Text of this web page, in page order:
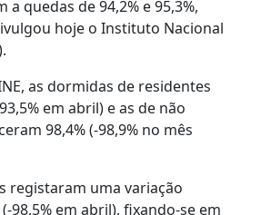
quedas de 94,2% e 95,3%,
hoje o Instituto Nacional
as dormidas de residentes
em abril) e as de não
98,4% (-98,9% no mês
registaram uma variação
98,5% em abril), fixando-se em